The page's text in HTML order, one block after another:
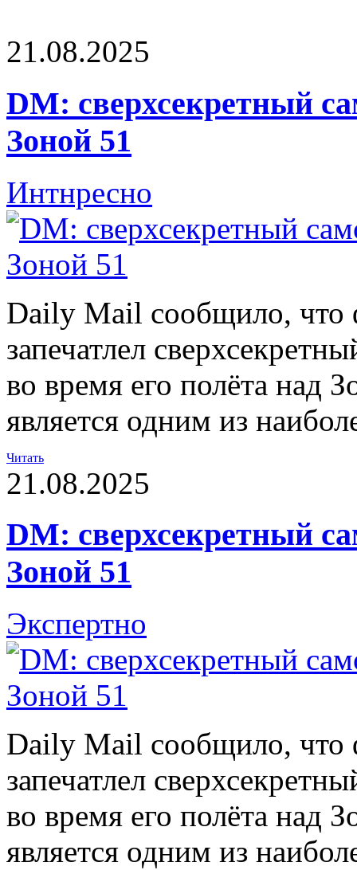
21.08.2025
DM: сверхсекретный
Зоной 51
Интнресно
Daily Mail сообщило, что
запечатлел
во время его полёта над
является одним из
Читать
21.08.2025
DM: сверхсекретный
Зоной 51
Экспертно
Daily Mail сообщило, что
запечатлел
во время его полёта над
является одним из